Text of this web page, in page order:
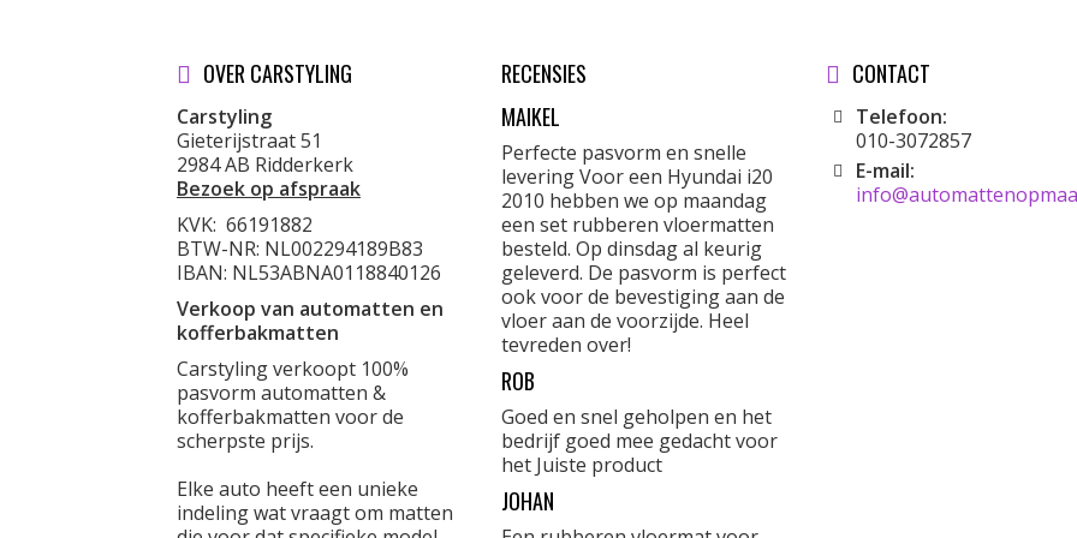
OVER CARSTYLING
Carstyling
Gieterijstraat 51
2984 AB Ridderkerk
Bezoek op afspraak
KVK: 66191882
BTW-NR: NL002294189B83
IBAN: NL53ABNA0118840126
Verkoop van automatten en
kofferbakmatten
Carstyling verkoopt 100%
pasvorm automatten &
kofferbakmatten voor de
scherpste prijs.
Elke auto heeft een unieke
indeling wat vraagt om matten
RECENSIES
MAIKEL
Perfecte pasvorm en snelle
levering Voor een Hyundai i20
2010 hebben we op maandag
een set rubberen vloermatten
besteld. Op dinsdag al keurig
geleverd. De pasvorm is perfect
ook voor de bevestiging aan de
vloer aan de voorzijde. Heel
tevreden over!
ROB
Goed en snel geholpen en het
bedrijf goed mee gedacht voor
het Juiste product
JOHAN
CONTACT
Telefoon:
010-3072857
E-mail: